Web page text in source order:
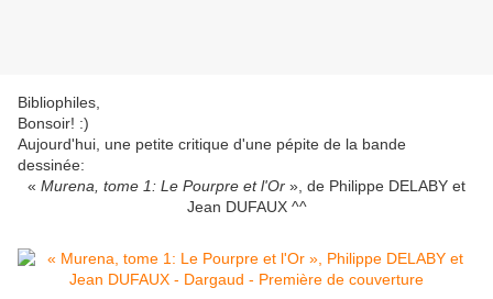
Bibliophiles,
Bonsoir! :)
Aujourd'hui, une petite critique d'une pépite de la bande
dessinée:
« Murena, tome 1: Le Pourpre et l'Or », de Philippe DELABY et
Jean DUFAUX ^^